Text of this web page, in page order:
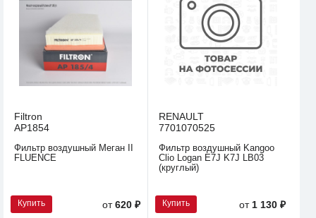
Filtron
AP1854
Фильтр воздушный Меган II
FLUENCE
Купить от620 ₽
RENAULT
7701070525
Фильтр воздушный Kangoo
Clio Logan E7J K7J LB03
(круглый)
Купить от1 130 ₽